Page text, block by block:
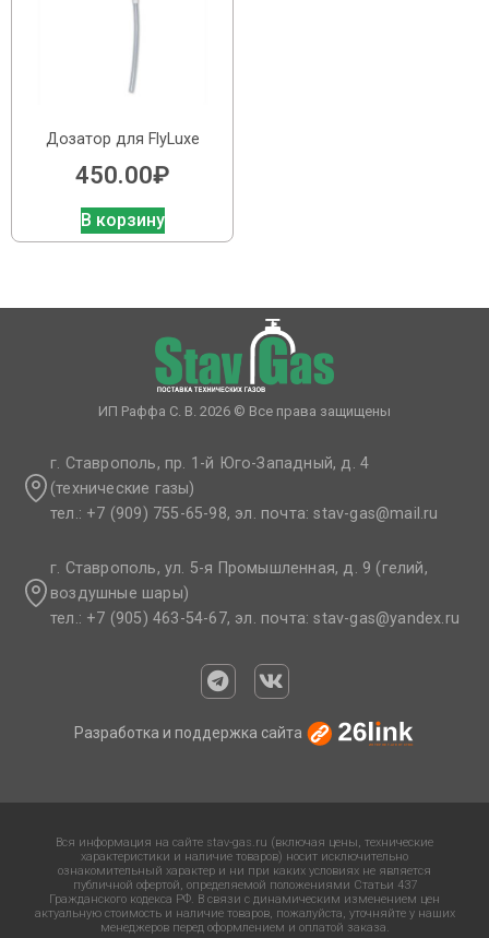
Дозатор для FlyLuxe
450.00₽
В корзину
ИП Раффа С. В. 2026 © Все права защищены
г. Ставрополь, пр. 1-й Юго-Западный, д. 4
(технические газы)
тел.: +7 (909) 755-65-98, эл. почта: stav-gas@mail.ru​
г. Ставрополь, ул. 5-я Промышленная, д. 9 (гелий,
воздушные шары)
тел.: +7 (905) 463-54-67, эл. почта: stav-gas@yandex.ru​
Разработка и поддержка сайта
Вся информация на сайте stav-gas.ru (включая цены, технические
характеристики и наличие товаров) носит исключительно
ознакомительный характер и ни при каких условиях не является
публичной офертой, определяемой положениями Статьи 437
Гражданского кодекса РФ. В связи с динамическим изменением цен
актуальную стоимость и наличие товаров, пожалуйста, уточняйте у наших
менеджеров перед оформлением и оплатой заказа.